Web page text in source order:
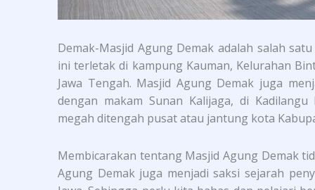
Demak-Masjid Agung Demak adalah salah
ini terletak di kampung Kauman, Kelurahan
Jawa Tengah. Masjid Agung Demak juga
dengan makam Sunan Kalijaga, di
megah ditengah pusat atau jantung kota
Membicarakan tentang Masjid Agung Demak
Agung Demak juga menjadi saksi sejarah